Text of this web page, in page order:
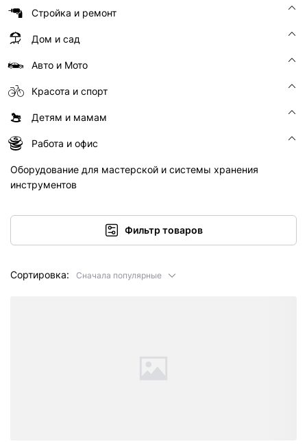
Стройка и ремонт
Дом и сад
Авто и Мото
Красота и спорт
Детям и мамам
Работа и офис
Оборудование для мастерской и системы хранения
инструментов
Фильтр товаров
Сортировка: Сначала популярные